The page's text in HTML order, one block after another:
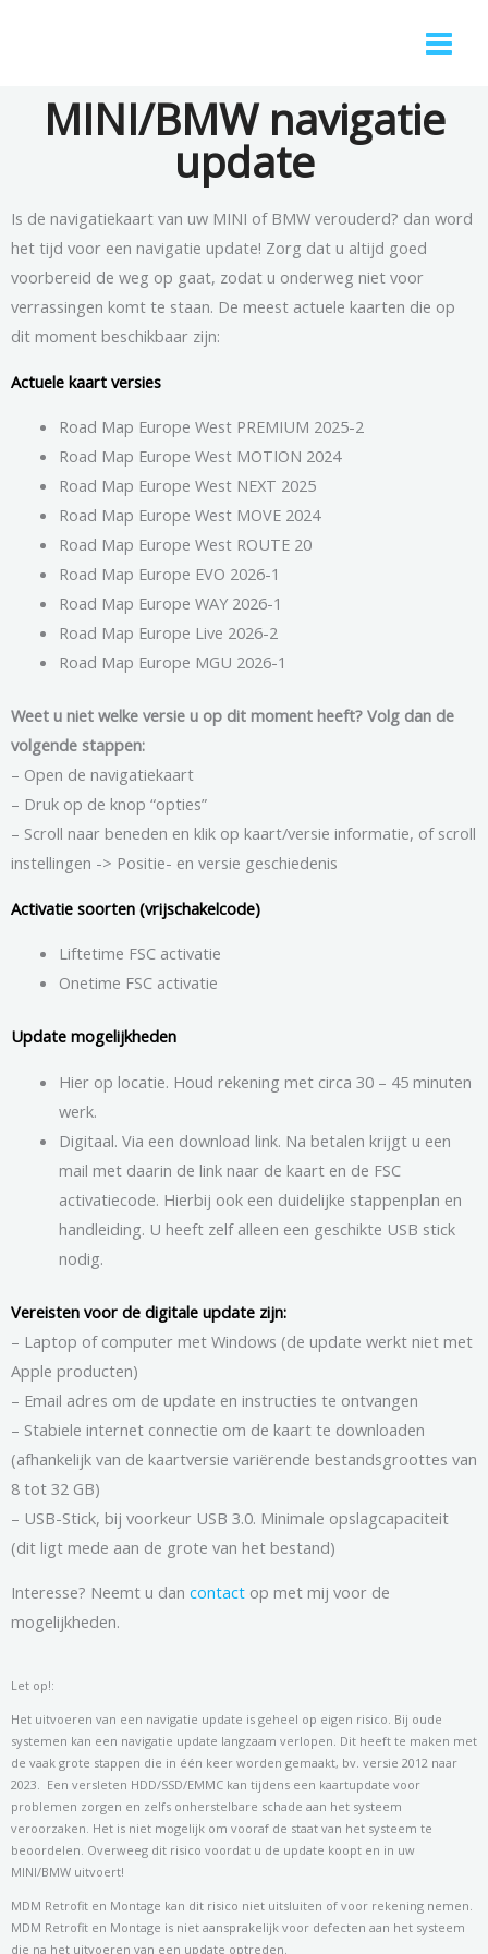
MINI/BMW navigatie
update
Is de navigatiekaart van uw MINI of BMW verouderd? dan word
het tijd voor een navigatie update! Zorg dat u altijd goed
voorbereid de weg op gaat, zodat u onderweg niet voor
verrassingen komt te staan. De meest actuele kaarten die op
dit moment beschikbaar zijn:
Actuele kaart versies
Road Map Europe West PREMIUM 2025-2
Road Map Europe West MOTION 2024
Road Map Europe West NEXT 2025
Road Map Europe West MOVE 2024
Road Map Europe West ROUTE 20
Road Map Europe EVO 2026-1
Road Map Europe WAY 2026-1
Road Map Europe Live 2026-2
Road Map Europe MGU 2026-1
Weet u niet welke versie u op dit moment heeft? Volg dan de
volgende stappen:
– Open de navigatiekaart
– Druk op de knop “opties”
– Scroll naar beneden en klik op kaart/versie informatie, of scroll
instellingen -> Positie- en versie geschiedenis
Activatie soorten (vrijschakelcode)
Liftetime FSC activatie
Onetime FSC activatie
Update mogelijkheden
Hier op locatie. Houd rekening met circa 30 – 45 minuten
werk.
Digitaal. Via een download link. Na betalen krijgt u een
mail met daarin de link naar de kaart en de FSC
activatiecode. Hierbij ook een duidelijke stappenplan en
handleiding. U heeft zelf alleen een geschikte USB stick
nodig.
Vereisten voor de digitale update zijn:
– Laptop of computer met Windows (de update werkt niet met
Apple producten)
– Email adres om de update en instructies te ontvangen
– Stabiele internet connectie om de kaart te downloaden
(afhankelijk van de kaartversie variërende bestandsgroottes van
8 tot 32 GB)
– USB-Stick, bij voorkeur USB 3.0. Minimale opslagcapaciteit
(dit ligt mede aan de grote van het bestand)
Interesse? Neemt u dan contact op met mij voor de
mogelijkheden.
Let op!:
Het uitvoeren van een navigatie update is geheel op eigen risico. Bij oude
systemen kan een navigatie update langzaam verlopen. Dit heeft te maken met
de vaak grote stappen die in één keer worden gemaakt, bv. versie 2012 naar
2023. Een versleten HDD/SSD/EMMC kan tijdens een kaartupdate voor
problemen zorgen en zelfs onherstelbare schade aan het systeem
veroorzaken. Het is niet mogelijk om vooraf de staat van het systeem te
beoordelen. Overweeg dit risico voordat u de update koopt en in uw
MINI/BMW uitvoert!
MDM Retrofit en Montage kan dit risico niet uitsluiten of voor rekening nemen.
MDM Retrofit en Montage is niet aansprakelijk voor defecten aan het systeem
die na het uitvoeren van een update optreden.